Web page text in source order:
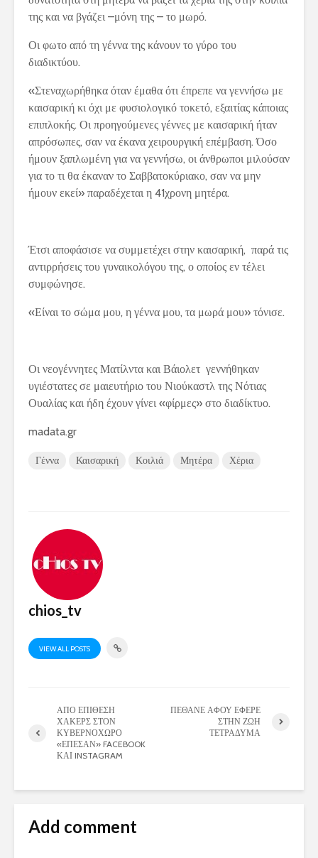
της και να βγάζει –μόνη της – το μωρό.
Οι φωτο από τη γέννα της κάνουν το γύρο του
διαδικτύου.
«Στεναχωρήθηκα όταν έμαθα ότι έπρεπε να γεννήσω με
καισαρική κι όχι με φυσιολογικό τοκετό, εξαιτίας κάποιας
επιπλοκής. Οι προηγούμενες γέννες με καισαρική ήταν
απρόσωπες, σαν να έκανα χειρουργική επέμβαση. Όσο
ήμουν ξαπλωμένη για να γεννήσω, οι άνθρωποι μιλούσαν
για το τι θα έκαναν το Σαββατοκύριακο, σαν να μην
ήμουν εκεί» παραδέχεται η 41χρονη μητέρα.
Έτσι αποφάσισε να συμμετέχει στην καισαρική, παρά τις
αντιρρήσεις του γυναικολόγου της, ο οποίος εν τέλει
συμφώνησε.
«Είναι το σώμα μου, η γέννα μου, τα μωρά μου» τόνισε.
Οι νεογέννητες Ματίλντα και Βάιολετ γεννήθηκαν
υγιέστατες σε μαιευτήριο του Νιούκαστλ της Νότιας
Ουαλίας και ήδη έχουν γίνει «φίρμες» στο διαδίκτυο.
madata.gr
Γέννα Καισαρική Κοιλιά Μητέρα Χέρια
chios_tv
VIEW ALL POSTS
ΑΠΟ ΕΠΙΘΕΣΗ
ΧΑΚΕΡΣ ΣΤΟΝ
ΚΥΒΕΡΝΟΧΩΡΟ
«ΕΠΕΣΑΝ» FACEBOOK
ΚΑΙ INSTAGRAM
ΠΕΘΑΝΕ ΑΦΟΥ ΕΦΕΡΕ
ΣΤΗΝ ΖΩΗ
ΤΕΤΡΑΔΥΜΑ
Add comment